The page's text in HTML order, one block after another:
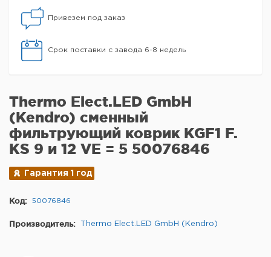
Привезем под заказ
Срок поставки с завода 6-8 недель
Thermo Elect.LED GmbH
(Kendro) сменный
фильтрующий коврик KGF1 F.
KS 9 и 12 VE = 5 50076846
Гарантия 1 год
Код: 50076846
Производитель: Thermo Elect.LED GmbH (Kendro)